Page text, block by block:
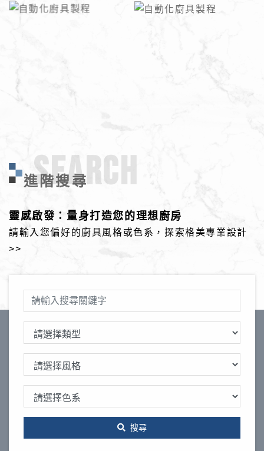
進階搜尋
SEARCH
靈感啟發：量身打造您的理想廚房
請輸入您偏好的廚具風格或色系，探索格美專業設計
>>
搜尋